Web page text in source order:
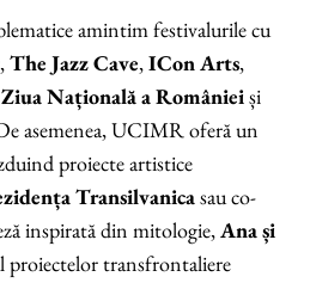
amintim festivalurile cu
,The Jazz Cave,IConArts,
Ziua Națională a Românieiși
asemenea, UCIMR oferă un
proiecte artistice
Transilvanicasauco-
inspirată din mitologie,Ana și
proiectelor transfrontaliere